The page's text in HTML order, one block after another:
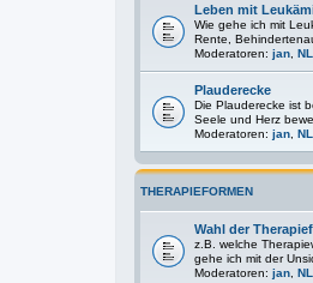
Leben mit
Wie gehe ich mit
Rente,
Moderatoren: jan NL
Plauderecke
Die Plauderecke ist
Seele und Herz
Moderatoren: jan NL
THERAPIEFORMEN
Wahl der
z.B. welche
gehe ich mit der
Moderatoren: jan NL